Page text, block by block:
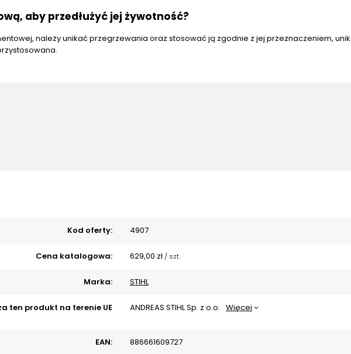
aby przedłużyć jej żywotność?
należy unikać przegrzewania oraz stosować ją zgodnie z jej przeznaczeniem,
Kod oferty: 4907
Cena katalogowa: 629,00 zł / szt.
Marka: STIHL
ten produkt na terenie UE ANDREAS STIHL Sp. z o.o. Więcej
EAN: 886661609727